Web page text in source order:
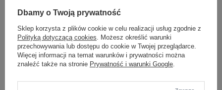
One size 5906694120992 - +
Dbamy o Twoją prywatność
Sklep korzysta z plików cookie w celu realizacji usług zgodnie z
Polityką dotyczącą cookies . Możesz określić warunki
przechowywania lub dostępu do cookie w Twojej przeglądarce.
Więcej informacji na temat warunków i prywatności można
znaleźć także na stronie Prywatność i warunki Google